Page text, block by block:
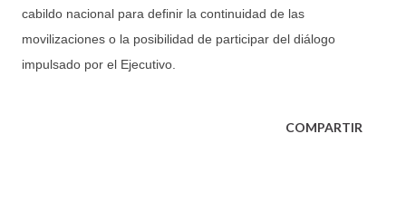
cabildo nacional para definir la continuidad de las
movilizaciones o la posibilidad de participar del diálogo
impulsado por el Ejecutivo.
COMPARTIR